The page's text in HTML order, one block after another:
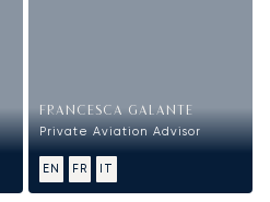
FRANCESCA GALANTE
Private Aviation Advisor
EN FR IT